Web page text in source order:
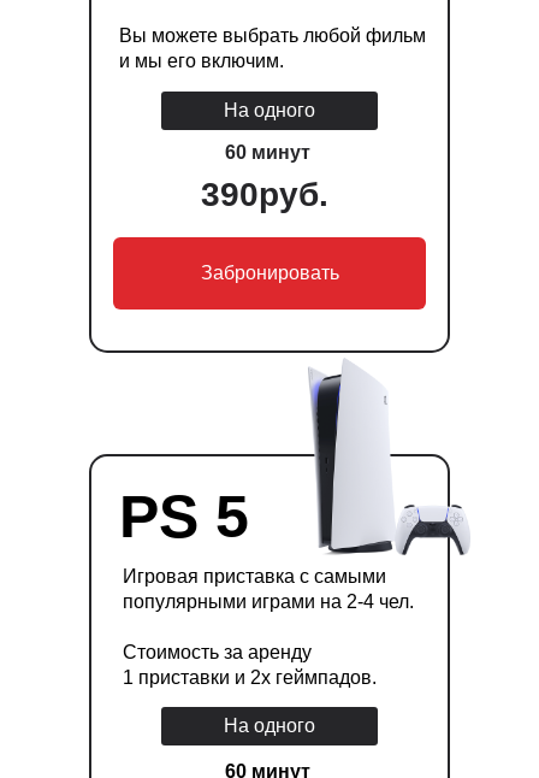
На одного
60 минут
390руб.
Забронировать
Вы можете выбрать любой фильм
и мы его включим.
PS 5
Игровая приставка с самыми
популярными играми на 2-4 чел.
Стоимость за аренду
1 приставки и 2х геймпадов.
На одного
60 минут